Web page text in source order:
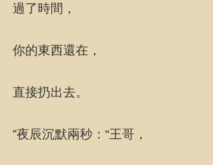
過了時間，
你的東西還在，
直接扔出去。
”夜辰沉默兩秒：“王哥，